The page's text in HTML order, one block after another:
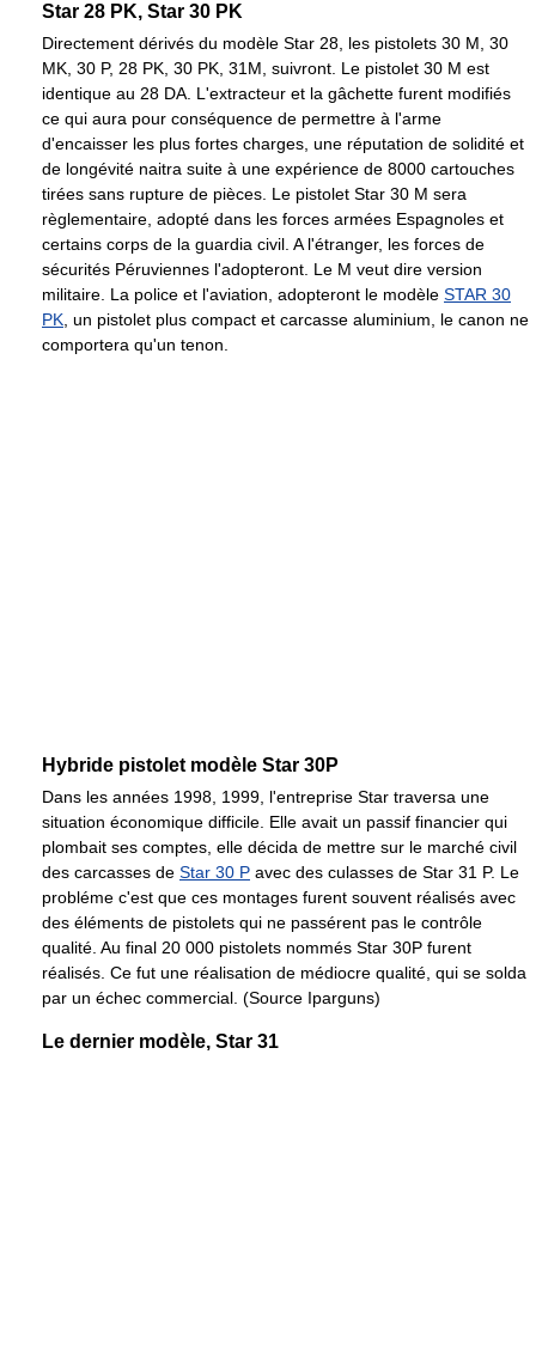
Star 28 PK, Star 30 PK
Directement dérivés du modèle Star 28, les pistolets 30 M, 30
MK, 30 P, 28 PK, 30 PK, 31M, suivront. Le pistolet 30 M est
identique au 28 DA. L'extracteur et la gâchette furent modifiés
ce qui aura pour conséquence de permettre à l'arme
d'encaisser les plus fortes charges, une réputation de solidité et
de longévité naitra suite à une expérience de 8000 cartouches
tirées sans rupture de pièces. Le pistolet Star 30 M sera
règlementaire, adopté dans les forces armées Espagnoles et
certains corps de la guardia civil. A l'étranger, les forces de
sécurités Péruviennes l'adopteront. Le M veut dire version
militaire. La police et l'aviation, adopteront le modèle STAR 30
PK, un pistolet plus compact et carcasse aluminium, le canon ne
comportera qu'un tenon.
Hybride pistolet modèle Star 30P
Dans les années 1998, 1999, l'entreprise Star traversa une
situation économique difficile. Elle avait un passif financier qui
plombait ses comptes, elle décida de mettre sur le marché civil
des carcasses de Star 30 P avec des culasses de Star 31 P. Le
probléme c'est que ces montages furent souvent réalisés avec
des éléments de pistolets qui ne passérent pas le contrôle
qualité. Au final 20 000 pistolets nommés Star 30P furent
réalisés. Ce fut une réalisation de médiocre qualité, qui se solda
par un échec commercial. (Source Iparguns)
Le dernier modèle, Star 31